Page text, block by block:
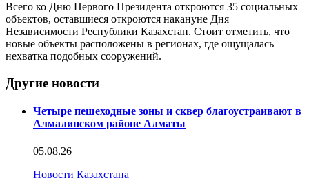
Всего ко Дню Первого Президента откроются 35 социальных
объектов, оставшиеся откроются накануне Дня
Независимости Республики Казахстан. Стоит отметить, что
новые объекты расположены в регионах, где ощущалась
нехватка подобных сооружений.
Другие новости
Четыре пешеходные зоны и сквер благоустраивают в
Алмалинском районе Алматы
05.08.26
Новости Казахстана